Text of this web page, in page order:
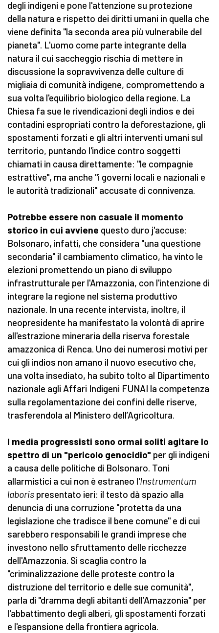
degli indigeni e pone l'attenzione su protezione
della natura e rispetto dei diritti umani in quella che
viene definita "la seconda area più vulnerabile del
pianeta". L'uomo come parte integrante della
natura il cui saccheggio rischia di mettere in
discussione la sopravvivenza delle culture di
migliaia di comunità indigene, compromettendo a
sua volta l'equilibrio biologico della regione. La
Chiesa fa sue le rivendicazioni degli indios e dei
contadini espropriati contro la deforestazione, gli
spostamenti forzati e gli altri interventi umani sul
territorio, puntando l'indice contro soggetti
chiamati in causa direttamente: "le compagnie
estrattive", ma anche "i governi locali e nazionali e
le autorità tradizionali" accusate di connivenza.
Potrebbe essere non casuale il momento
storico in cui avviene questo duro j'accuse:
Bolsonaro, infatti, che considera "una questione
secondaria" il cambiamento climatico, ha vinto le
elezioni promettendo un piano di sviluppo
infrastrutturale per l'Amazzonia, con l'intenzione di
integrare la regione nel sistema produttivo
nazionale. In una recente intervista, inoltre, il
neopresidente ha manifestato la volontà di aprire
all'estrazione mineraria della riserva forestale
amazzonica di Renca. Uno dei numerosi motivi per
cui gli indios non amano il nuovo esecutivo che,
una volta insediato, ha subito tolto al Dipartimento
nazionale agli Affari Indigeni FUNAI la competenza
sulla regolamentazione dei confini delle riserve,
trasferendola al Ministero dell’Agricoltura.
I media progressisti sono ormai soliti agitare lo
spettro di un "pericolo genocidio" per gli indigeni
a causa delle politiche di Bolsonaro. Toni
allarmistici a cui non è estraneo l'Instrumentum
laboris presentato ieri: il testo dà spazio alla
denuncia di una corruzione "protetta da una
legislazione che tradisce il bene comune" e di cui
sarebbero responsabili le grandi imprese che
investono nello sfruttamento delle ricchezze
dell'Amazzonia. Si scaglia contro la
"criminalizzazione delle proteste contro la
distruzione del territorio e delle sue comunità",
parla di "dramma degli abitanti dell’Amazzonia" per
l'abbattimento degli alberi, gli spostamenti forzati
e l'espansione della frontiera agricola.